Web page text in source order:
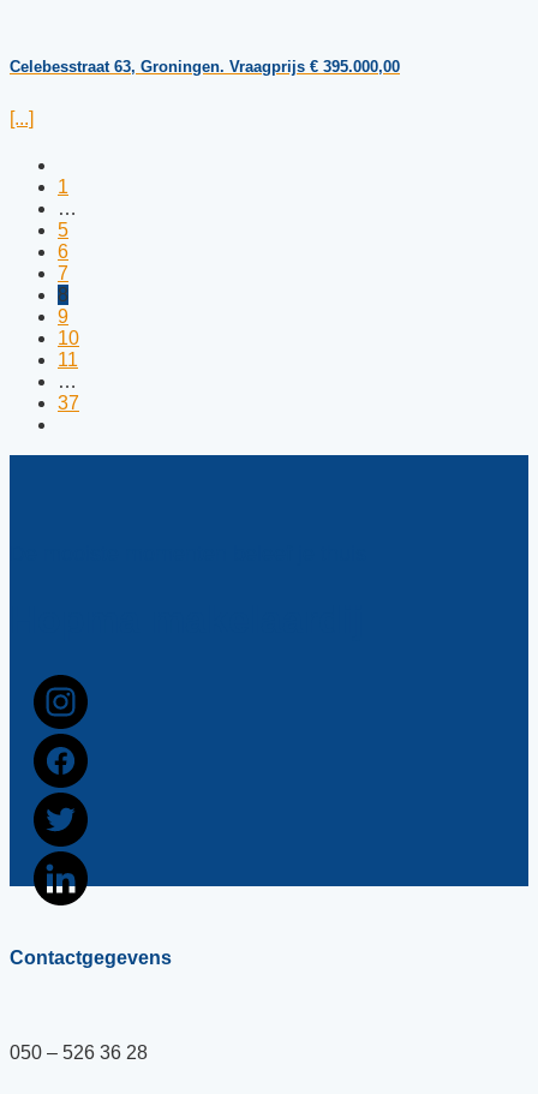
Celebesstraat 63, Groningen. Vraagprijs € 395.000,00
[...]
1
…
5
6
7
8
9
10
11
…
37
Contactgegevens
050 – 526 36 28